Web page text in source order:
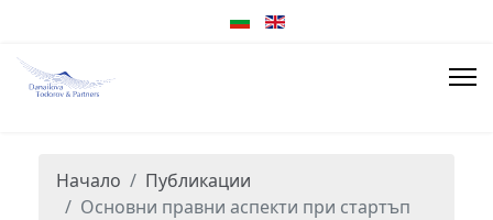
Начало
Публикации
Основни правни аспекти при стартъп